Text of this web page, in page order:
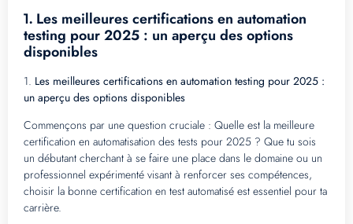
1. Les meilleures certifications en automation
testing pour 2025 : un aperçu des options
disponibles
1. Les meilleures certifications en automation testing pour 2025 :
un aperçu des options disponibles
Commençons par une question cruciale : Quelle est la meilleure
certification en automatisation des tests pour 2025 ? Que tu sois
un débutant cherchant à se faire une place dans le domaine ou un
professionnel expérimenté visant à renforcer ses compétences,
choisir la bonne certification en test automatisé est essentiel pour ta
carrière.